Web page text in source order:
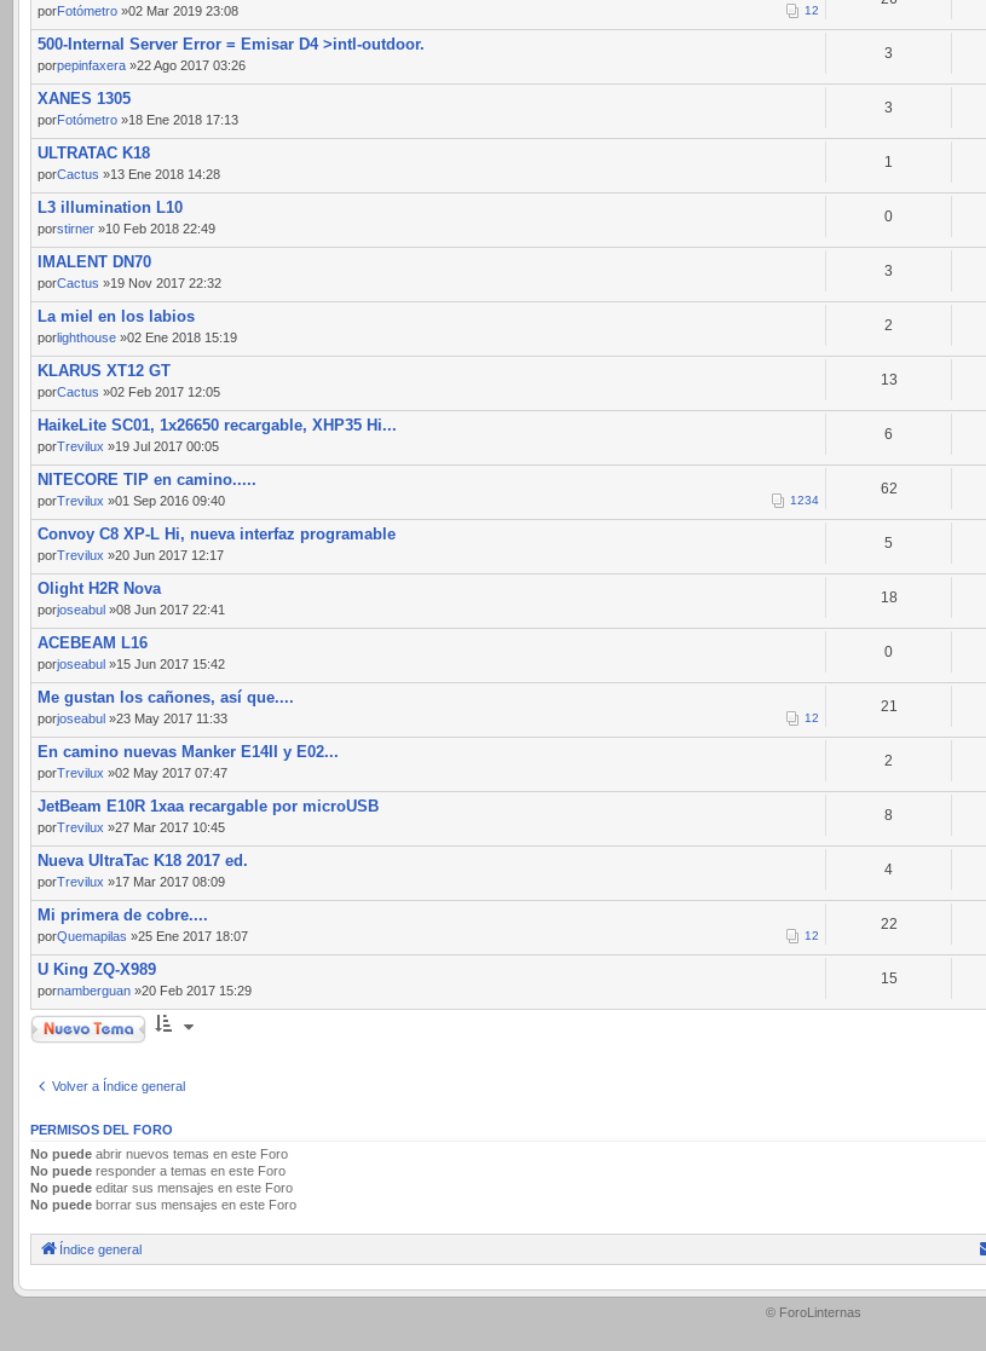
porFotómetro »02 Mar 2019 23:08 12
500-Internal Server Error = Emisar D4 >intl-outdoor.
porpepinfaxera »22 Ago 2017 03:26
3
XANES 1305
porFotómetro »18 Ene 2018 17:13
3
ULTRATAC K18
porCactus »13 Ene 2018 14:28
1
L3 illumination L10
porstirner »10 Feb 2018 22:49
0
IMALENT DN70
porCactus »19 Nov 2017 22:32
3
La miel en los labios
porlighthouse »02 Ene 2018 15:19
2
KLARUS XT12 GT
porCactus »02 Feb 2017 12:05
13
HaikeLite SC01, 1x26650 recargable, XHP35 Hi...
porTrevilux »19 Jul 2017 00:05
6
NITECORE TIP en camino.....
porTrevilux »01 Sep 2016 09:40 1234
62
Convoy C8 XP-L Hi, nueva interfaz programable
porTrevilux »20 Jun 2017 12:17
5
Olight H2R Nova
porjoseabul »08 Jun 2017 22:41
18
ACEBEAM L16
porjoseabul »15 Jun 2017 15:42
0
Me gustan los cañones, así que....
porjoseabul »23 May 2017 11:33 12
21
En camino nuevas Manker E14II y E02...
porTrevilux »02 May 2017 07:47
2
JetBeam E10R 1xaa recargable por microUSB
porTrevilux »27 Mar 2017 10:45
8
Nueva UltraTac K18 2017 ed.
porTrevilux »17 Mar 2017 08:09
4
Mi primera de cobre....
porQuemapilas »25 Ene 2017 18:07 12
22
U King ZQ-X989
pornamberguan »20 Feb 2017 15:29
15
Nuevo Tema
Volver a Índice general
PERMISOS DEL FORO
No puede abrir nuevos temas en este Foro
No puede responder a temas en este Foro
No puede editar sus mensajes en este Foro
No puede borrar sus mensajes en este Foro
Índice general
.
© ForoLinternas